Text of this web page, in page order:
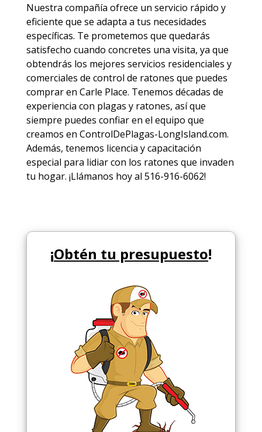
Nuestra compañía ofrece un servicio rápido y
eficiente que se adapta a tus necesidades
específicas. Te prometemos que quedarás
satisfecho cuando concretes una visita, ya que
obtendrás los mejores servicios residenciales y
comerciales de control de ratones que puedes
comprar en Carle Place. Tenemos décadas de
experiencia con plagas y ratones, así que
siempre puedes confiar en el equipo que
creamos en ControlDePlagas-LongIsland.com.
Además, tenemos licencia y capacitación
especial para lidiar con los ratones que invaden
tu hogar. ¡Llámanos hoy al 516-916-6062!
¡Obtén tu presupuesto!